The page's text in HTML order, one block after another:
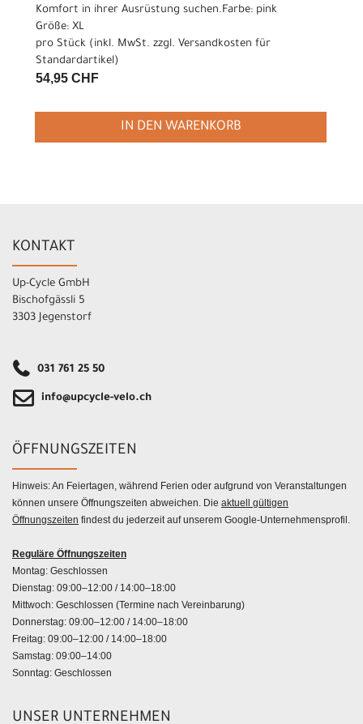
Komfort in ihrer Ausrüstung suchen.Farbe: pink
Größe: XL
pro Stück (inkl. MwSt. zzgl. Versandkosten für
Standardartikel)
54,95 CHF
IN DEN WARENKORB
KONTAKT
Up-Cycle GmbH
Bischofgässli 5
3303 Jegenstorf
031 761 25 50
info@upcycle-velo.ch
ÖFFNUNGSZEITEN
Hinweis: An Feiertagen, während Ferien oder aufgrund von Veranstaltungen
können unsere Öffnungszeiten abweichen. Die aktuell gültigen
Öffnungszeiten findest du jederzeit auf unserem Google-Unternehmensprofil.
Reguläre Öffnungszeiten
Montag: Geschlossen
Dienstag: 09:00–12:00 / 14:00–18:00
Mittwoch: Geschlossen (Termine nach Vereinbarung)
Donnerstag: 09:00–12:00 / 14:00–18:00
Freitag: 09:00–12:00 / 14:00–18:00
Samstag: 09:00–14:00
Sonntag: Geschlossen
UNSER UNTERNEHMEN